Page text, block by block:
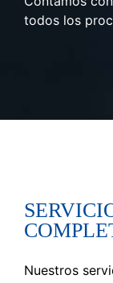
todos los
Nuestros